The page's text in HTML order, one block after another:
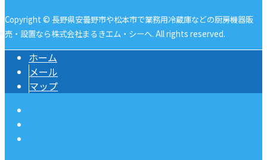
Copyright © 長野県安曇野市や松本市で業務用冷蔵庫などの厨房機器販
売・設置なら株式会社まるきエム・シーへ. All rights reserved.
ホーム
メール
マップ